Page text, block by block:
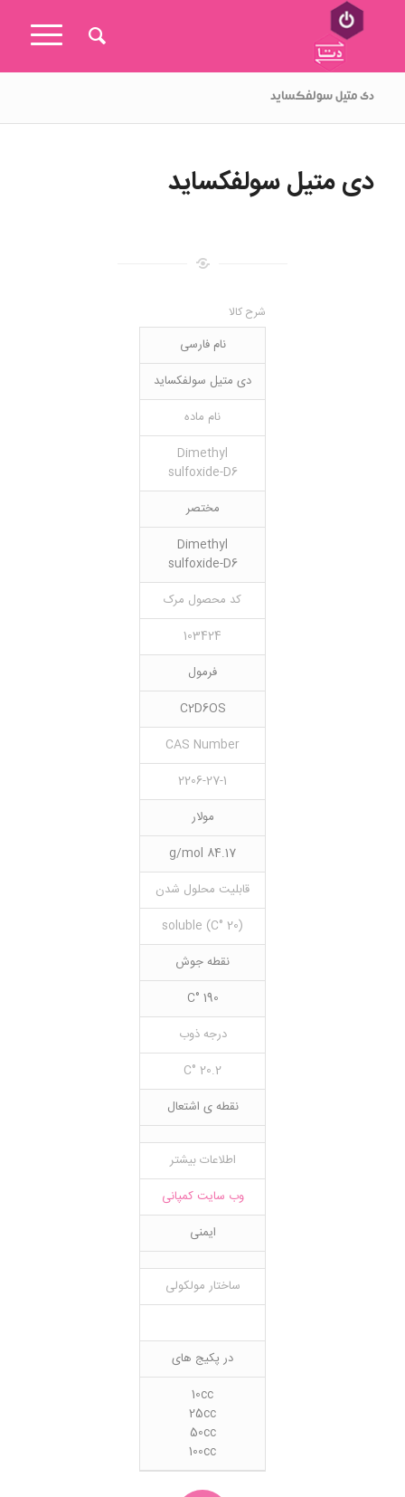
دی متیل سولفکساید
دی متیل سولفکساید
شرح کالا
نام فارسی
دی متیل سولفکساید
نام ماده
Dimethyl
sulfoxide-D6
مختصر
Dimethyl
sulfoxide-D6
کد محصول مرک
103424
فرمول
C2D6OS
CAS Number
2206-27-1
مولار
84.17 g/mol
قابلیت محلول شدن
(20 °C) soluble
نقطه جوش
190 °C
درجه ذوب
20.2 °C
نقطه ی اشتعال
اطلاعات بیشتر
وب سایت کمپانی
ایمنی
ساختار مولکولی
در پکیج های
10cc
25cc
50cc
100cc